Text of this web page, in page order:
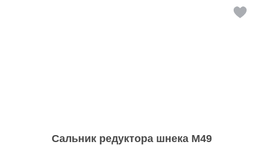
Сальник редуктора шнека M49